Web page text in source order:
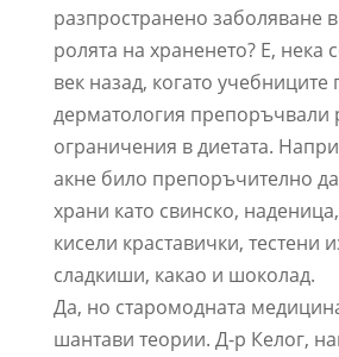
разпространено заболяване в
ролята на храненето? Е, нека
век назад, когато учебниците
дерматология препоръчвали
ограничения в диетата.
акне било препоръчително да
храни като свинско,
кисели краставички, тестени
сладкиши, какао и шоколад.
Да, но старомодната
шантави теории. Д-р Келог,